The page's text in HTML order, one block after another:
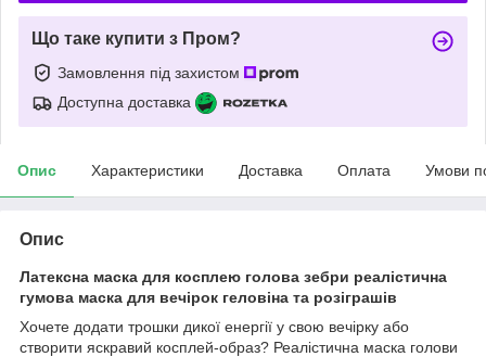
Що таке купити з Пром?
Замовлення під захистом
Доступна доставка
Опис Характеристики Доставка Оплата Умови
Опис
Латексна маска для косплею голова зебри реалістична
гумова маска для вечірок геловіна та розіграшів
Хочете додати трошки дикої енергії у свою вечірку або
створити яскравий косплей-образ? Реалістична маска голови